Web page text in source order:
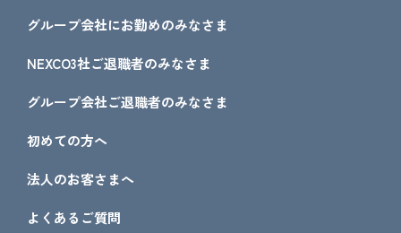
グループ会社にお勤めのみなさま
NEXCO3社ご退職者のみなさま
グループ会社ご退職者のみなさま
初めての方へ
法人のお客さまへ
よくあるご質問